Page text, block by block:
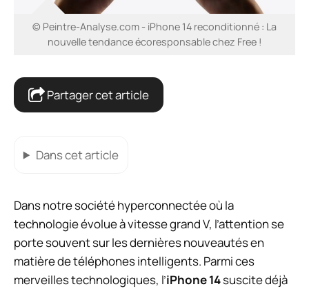
© Peintre-Analyse.com - iPhone 14 reconditionné : La
nouvelle tendance écoresponsable chez Free !
Partager cet article
Dans cet article
Dans notre société hyperconnectée où la
technologie évolue à vitesse grand V, l’attention se
porte souvent sur les dernières nouveautés en
matière de téléphones intelligents. Parmi ces
merveilles technologiques, l’iPhone 14suscite déjà